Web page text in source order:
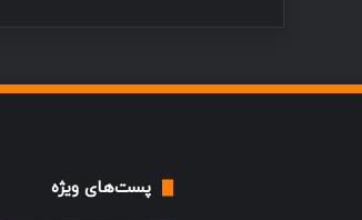
پست‌های ویژه